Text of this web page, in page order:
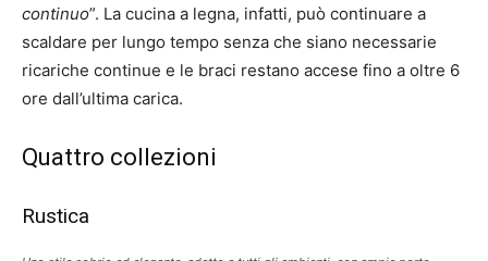
continuo”. La cucina a legna, infatti, può continuare a
scaldare per lungo tempo senza che siano necessarie
ricariche continue e le braci restano accese fino a oltre 6
ore dall’ultima carica.
Quattro collezioni
Rustica